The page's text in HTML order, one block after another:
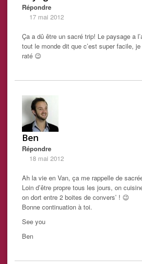
Répondre
17 mai 2012
Ça a dû être un sacré trip! Le paysage a
tout le monde dit que c’est super facile,
raté 😉
Ben
Répondre
18 mai 2012
Ah la vie en Van, ça me rappelle de
Loin d’être propre tous les jours, on
on dort entre 2 boites de convers’ ! 😉
Bonne continuation à toi.
See you
Ben